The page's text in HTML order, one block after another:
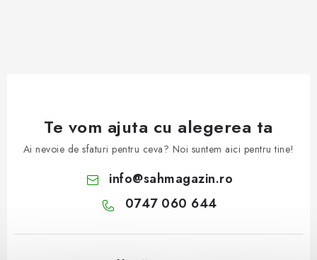
Te vom ajuta cu alegerea ta
Ai nevoie de sfaturi pentru ceva? Noi suntem aici pentru tine!
info@sahmagazin.ro
0747 060 644